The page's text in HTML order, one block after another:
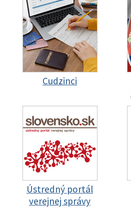
Cudzinci
Ústredný portál
verejnej správy